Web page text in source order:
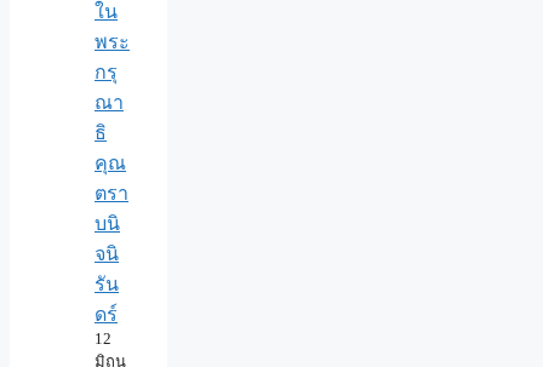
ใน
พระ
กรุ
ณา
ธิ
คุณ
ตรา
บนิ
จนิ
รัน
ดร์
12
มิถุน